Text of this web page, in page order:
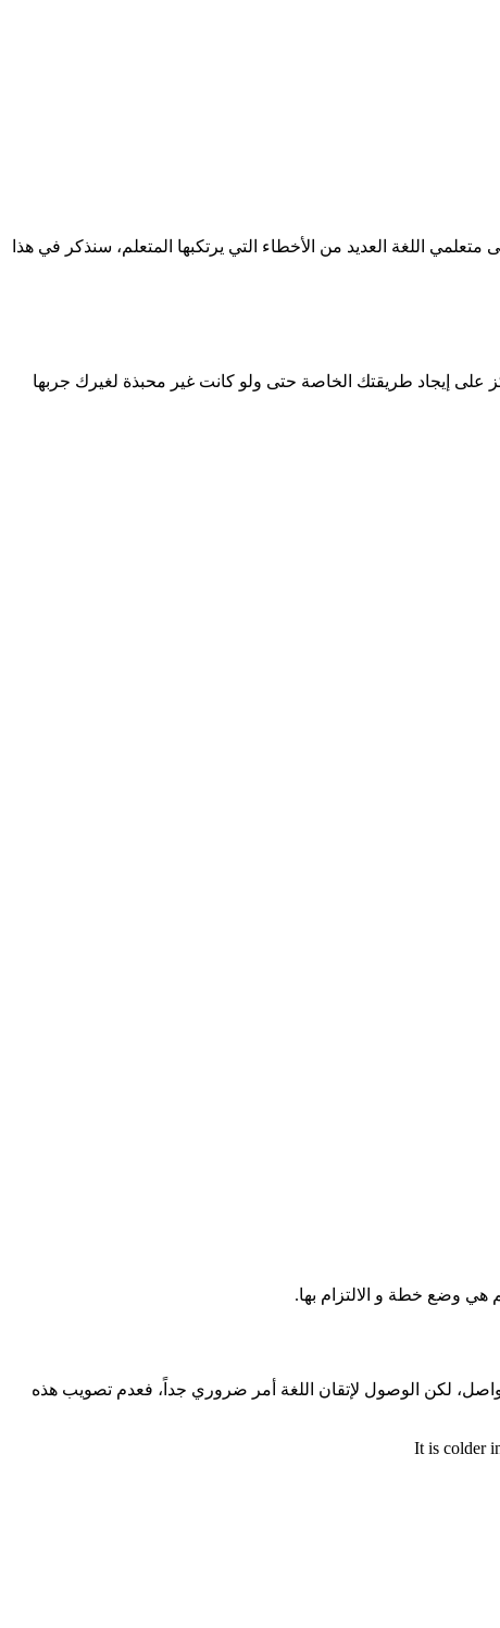
اللغة العديد من الأخطاء التي يرتكبها المتعلم، سنذكر في هذا
على إيجاد طريقتك الخاصة حتى ولو كانت غير محبذة لغيرك جربها
وضع خطة و الالتزام بها.
لكن الوصول لإتقان اللغة أمر ضروري جداً، فعدم تصويب هذه